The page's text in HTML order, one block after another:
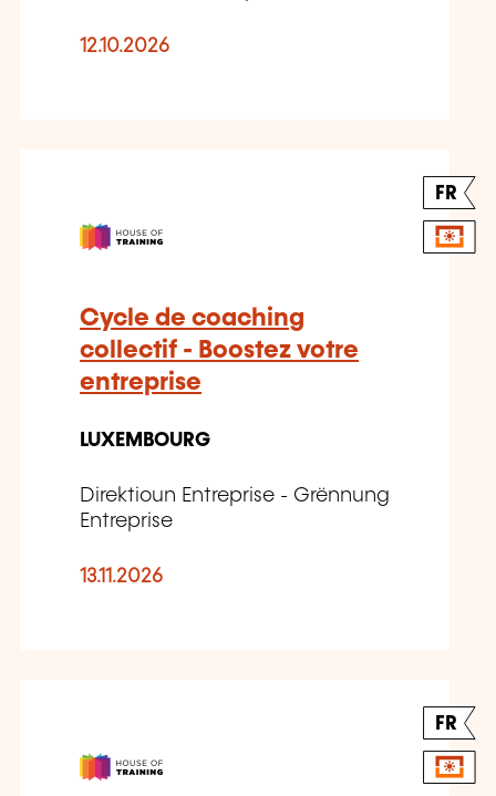
12.10.2026
FR
Cycle de coaching
collectif - Boostez votre
entreprise
LUXEMBOURG
Direktioun Entreprise - Grënnung
Entreprise
13.11.2026
FR